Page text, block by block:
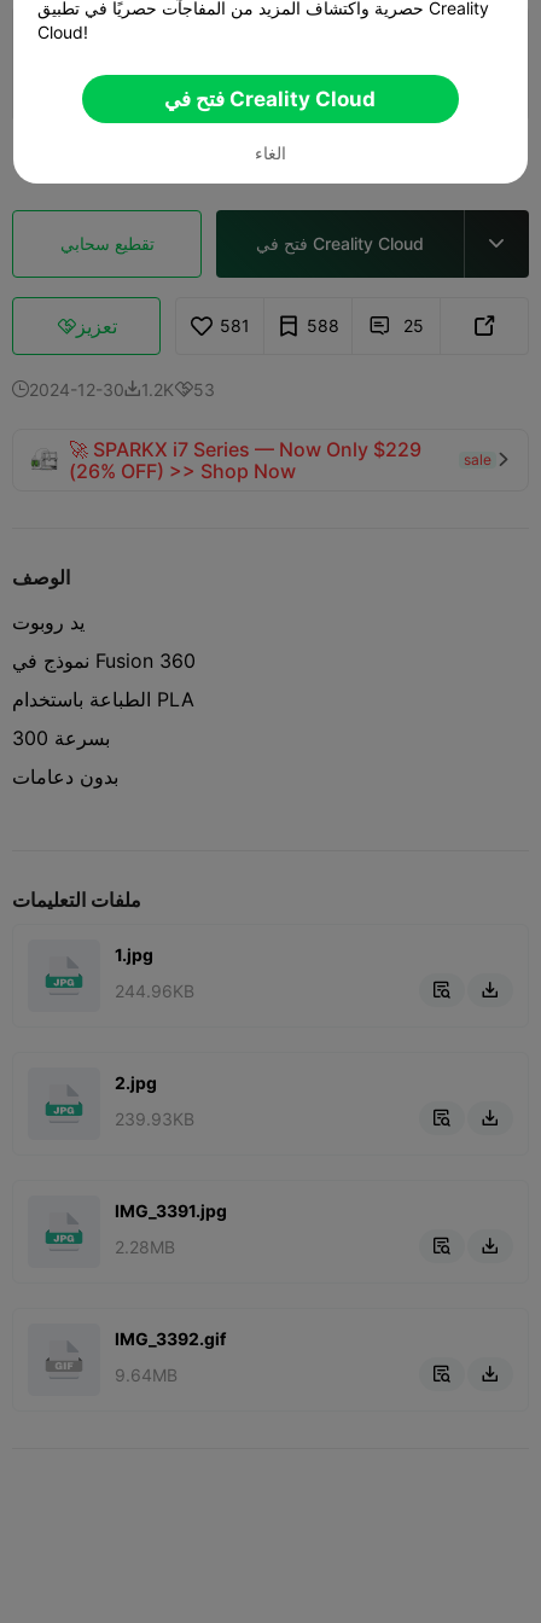
 33m 22s  1 plates  20.20g
رؤية المزيد
تقطيع سحابي فتح في Creality Cloud 
تعزيز 581 588  25 
2024-12-301.2K53
🚀 SPARKX i7 Series — Now Only $229
(26% OFF) >> Shop Now
sale 
الوصف
يد روبوت
نموذج في Fusion 360
الطباعة باستخدام PLA
بسرعة 300
بدون دعامات
ملفات التعليمات
1.jpg
244.96KB
 
2.jpg
239.93KB
 
IMG_3391.jpg
2.28MB
 
IMG_3392.gif
9.64MB
 
حصرية واكتشاف المزيد من المفاجآت حصريًا في تطبيق Creality
Cloud!
فتح في Creality Cloud
الغاء